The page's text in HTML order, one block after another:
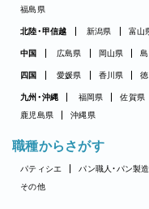
福島県
北陸・甲信越 新潟県 富山
中国 広島県 岡山県
四国 愛媛県 香川県
九州・沖縄 福岡県 佐賀県
鹿児島県
沖縄県
職種からさがす
パティシエ パン職人・パン製造
その他